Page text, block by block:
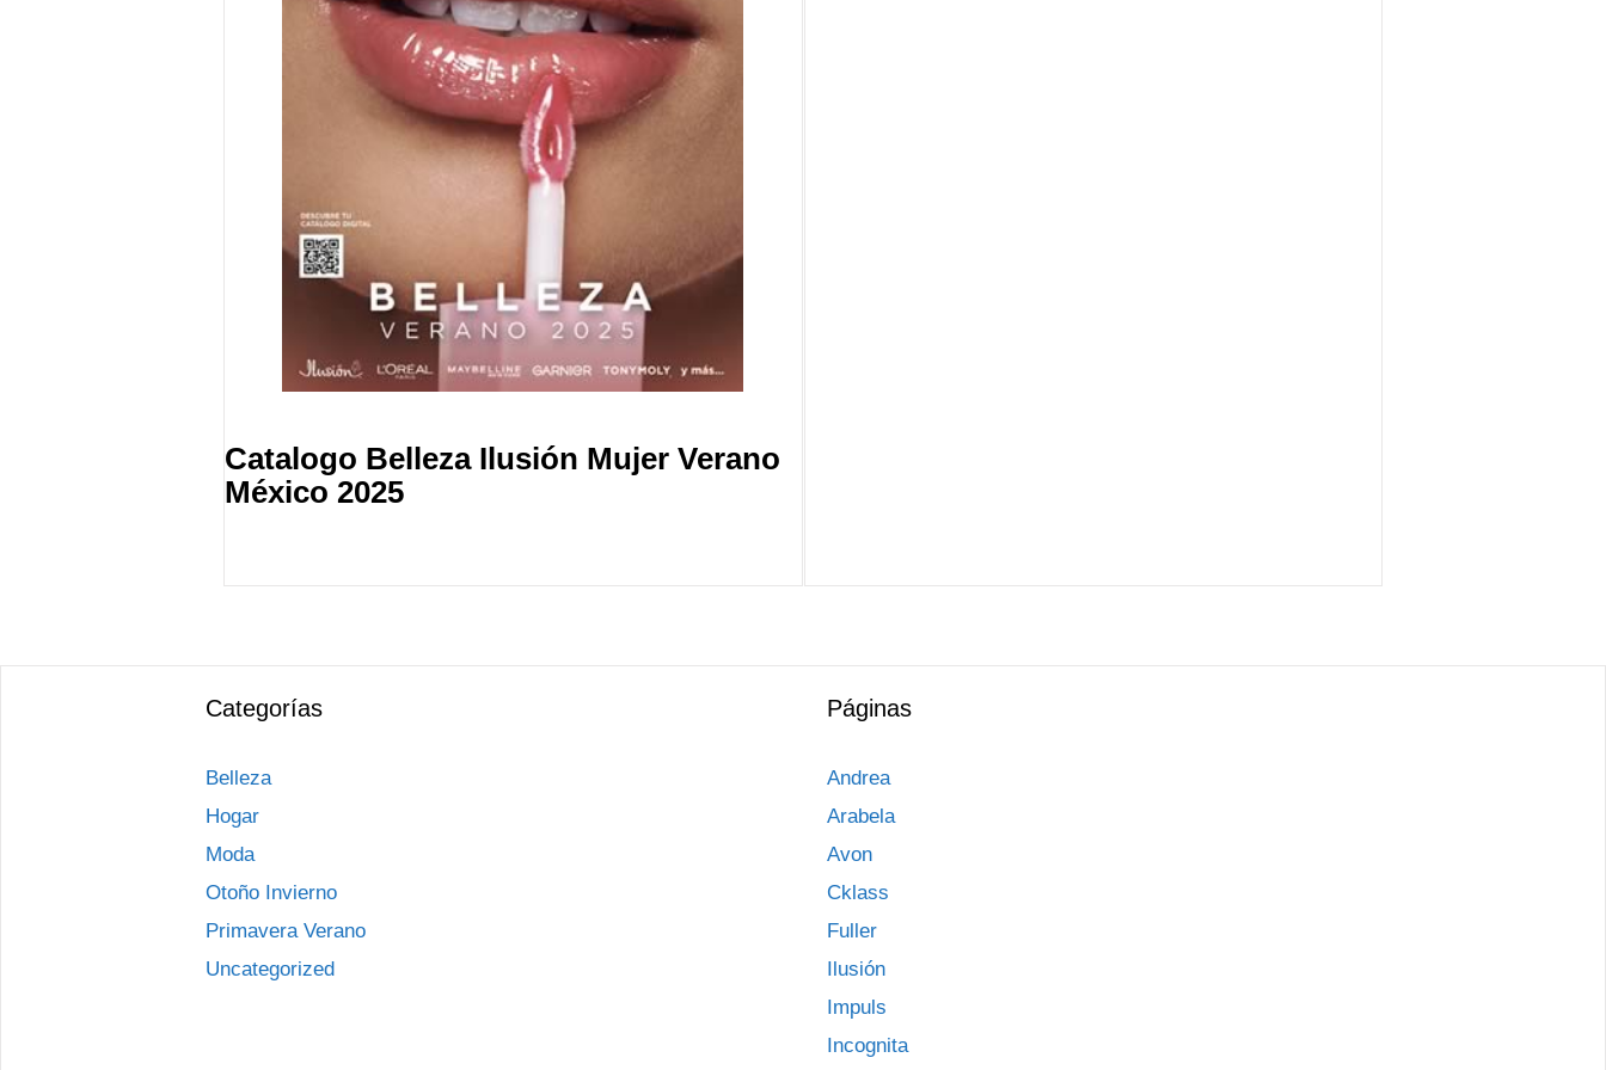
Catalogo Belleza Ilusión Mujer Verano
México 2025
Categorías
Belleza
Hogar
Moda
Otoño Invierno
Primavera Verano
Uncategorized
Páginas
Andrea
Arabela
Avon
Cklass
Fuller
Ilusión
Impuls
Incognita